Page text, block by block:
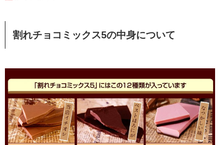
割れチョコミックス5の中身について